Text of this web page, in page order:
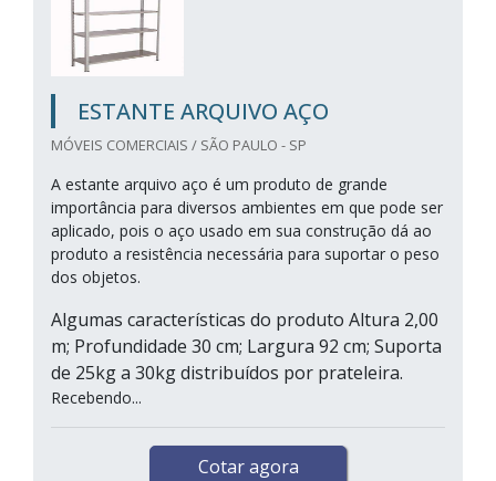
ESTANTE ARQUIVO AÇO
MÓVEIS COMERCIAIS / SÃO PAULO - SP
A estante arquivo aço é um produto de grande
importância para diversos ambientes em que pode ser
aplicado, pois o aço usado em sua construção dá ao
produto a resistência necessária para suportar o peso
dos objetos.
Algumas características do produto Altura 2,00
m; Profundidade 30 cm; Largura 92 cm; Suporta
de 25kg a 30kg distribuídos por prateleira.
Recebendo...
Cotar agora